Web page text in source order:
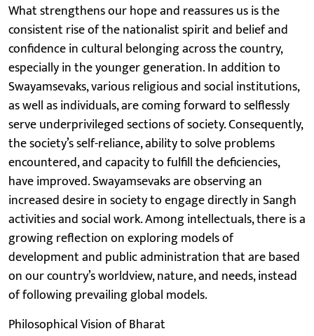
What strengthens our hope and reassures us is the
consistent rise of the nationalist spirit and belief and
confidence in cultural belonging across the country,
especially in the younger generation. In addition to
Swayamsevaks, various religious and social institutions,
as well as individuals, are coming forward to selflessly
serve underprivileged sections of society. Consequently,
the society’s self-reliance, ability to solve problems
encountered, and capacity to fulfill the deficiencies,
have improved. Swayamsevaks are observing an
increased desire in society to engage directly in Sangh
activities and social work. Among intellectuals, there is a
growing reflection on exploring models of
development and public administration that are based
on our country’s worldview, nature, and needs, instead
of following prevailing global models.
Philosophical Vision of Bharat